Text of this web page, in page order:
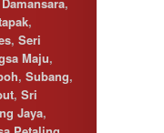
,
, Seri
Maju,
, Subang,
, Sri
Jaya,